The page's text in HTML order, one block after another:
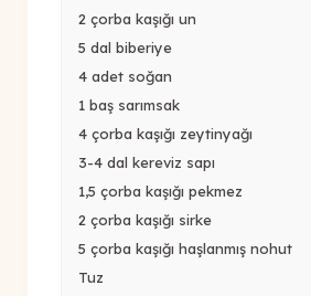
2 çorba kaşığı un
5 dal biberiye
4 adet soğan
1 baş sarımsak
4 çorba kaşığı zeytinyağı
3-4 dal kereviz sapı
1,5 çorba kaşığı pekmez
2 çorba kaşığı sirke
5 çorba kaşığı haşlanmış nohut
Tuz